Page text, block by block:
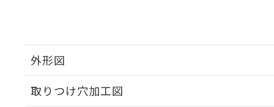
外形図
取りつけ穴加工図